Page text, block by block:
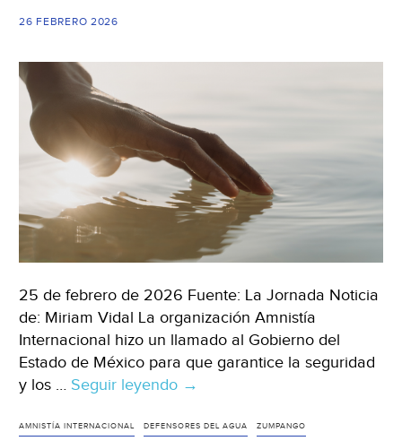
26 FEBRERO 2026
25 de febrero de 2026 Fuente: La Jornada Noticia
de: Miriam Vidal La organización Amnistía
Internacional hizo un llamado al Gobierno del
Estado de México para que garantice la seguridad
y los … Seguir leyendo Edomex
Zumpango
→
AMNISTÍA INTERNACIONAL DEFENSORES DEL AGUA ZUMPANGO